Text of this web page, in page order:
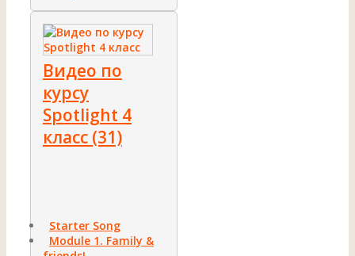
Видео по
курсу
Spotlight 4
класс (31)
Starter Song
Module 1. Family &